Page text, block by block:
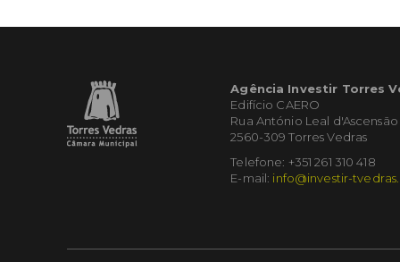
Agência Investir Torres
Edifício CAERO
Rua António Leal d'Ascensão
2560-309 Torres Vedras
Telefone: +351 261 310 418
E-mail: info@investir-